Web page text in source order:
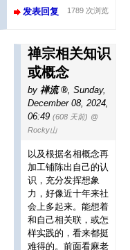
发表回复 1789 次浏览
禅宗相关知识
或概念
by 禅流
Sunday,
December 08, 2024,
06:49 (608 天前) @
Rocky山
以及根据名相概念再
加工铺陈出自己的认
识，充分发挥想象
力，好像近十年来社
会上多起来。能想着
和自己相关联，或怎
样实践的，看来都挺
难得的。前面看麻老